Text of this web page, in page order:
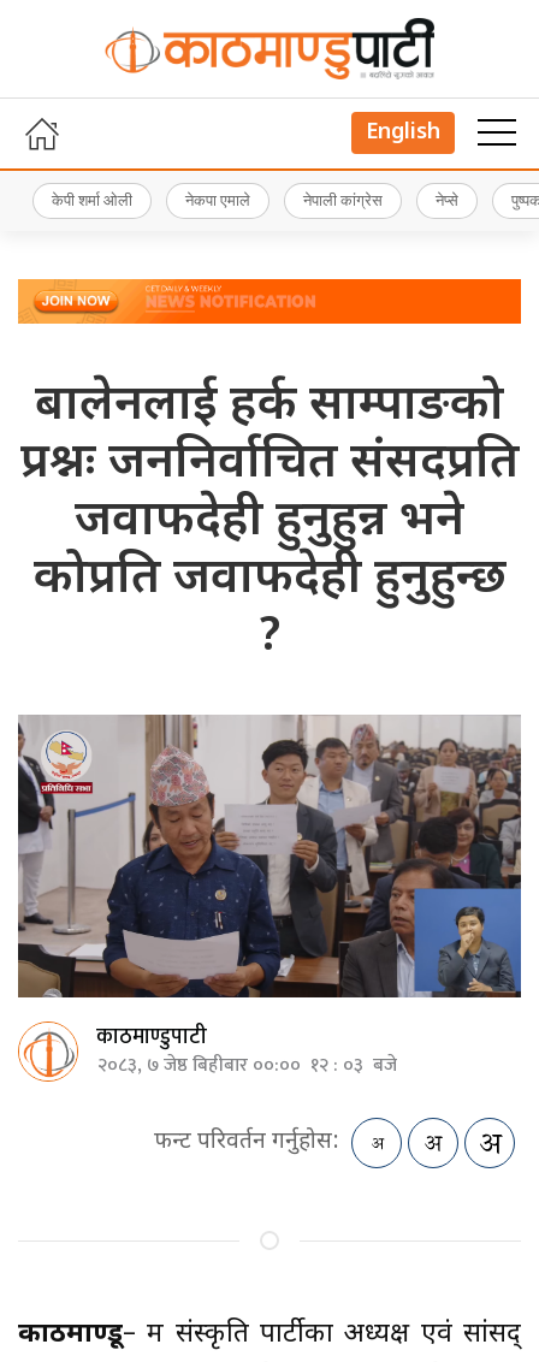
English
केपी शर्मा ओली नेकपा एमाले नेपाली कांग्रेस नेप्से
बालेनलाई हर्क साम्पाङको
प्रश्नः जननिर्वाचित संसदप्रति
जवाफदेही हुनुहुन्न भने
कोप्रति जवाफदेही हुनुहुन्छ
?
काठमाण्डुपाटी
२०८३, ७ जेष्ठ बिहीबार ००:०० १२ : ०३ बजे
फन्ट परिवर्तन गर्नुहोस:
काठमाण्डू– श्रम संस्कृति पार्टीका अध्यक्ष एवं सांसद्